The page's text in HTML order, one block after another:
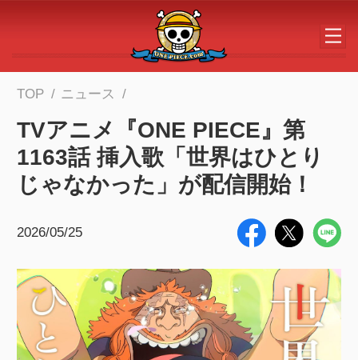
メインコンテンツへスキップする
TOP ニュース
TVアニメ『ONE PIECE』第
1163話 挿入歌「世界はひとり
じゃなかった」が配信開始！
2026/05/25